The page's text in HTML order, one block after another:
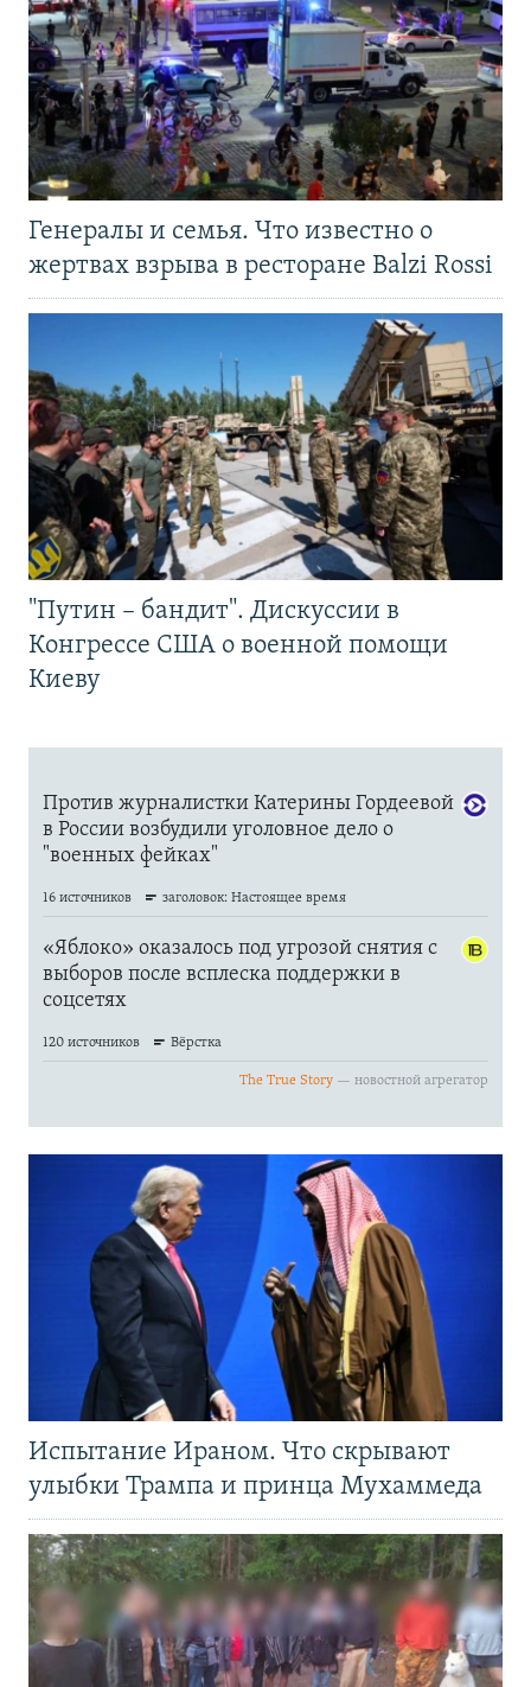
Генералы и семья. Что известно о
жертвах взрыва в ресторане Balzi Rossi
"Путин – бандит". Дискуссии в
Конгрессе США о военной помощи
Киеву
Испытание Ираном. Что скрывают
улыбки Трампа и принца Мухаммеда